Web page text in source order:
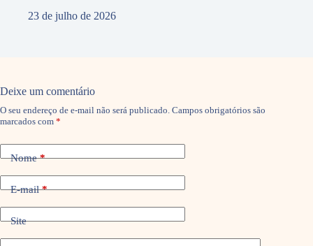
23 de julho de 2026
Deixe um comentário
O seu endereço de e-mail não será publicado. Campos obrigatórios são
marcados com *
Nome*
E-mail*
Site